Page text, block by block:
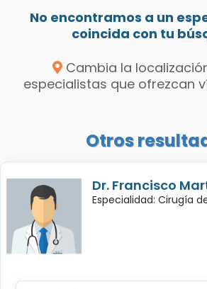
No encontramos a un
coincida con tu
Cambia la
especialistas que ofrezcan
Otros
Dr. Francisco
Especialidad: Cirugía